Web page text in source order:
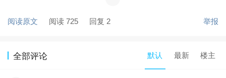
阅读原文 阅读 725 回复 2 举报
全部评论 默认 最新 楼主